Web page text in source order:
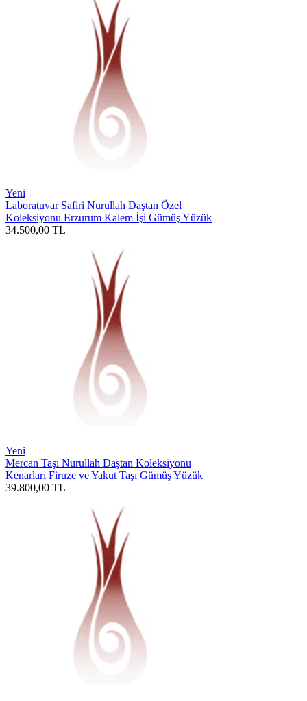
Yeni
Laboratuvar Safiri Nurullah Daştan Özel
Koleksiyonu Erzurum Kalem İşi Gümüş Yüzük
34.500,00 TL
Yeni
Mercan Taşı Nurullah Daştan Koleksiyonu
Kenarları Firuze ve Yakut Taşı Gümüş Yüzük
39.800,00 TL